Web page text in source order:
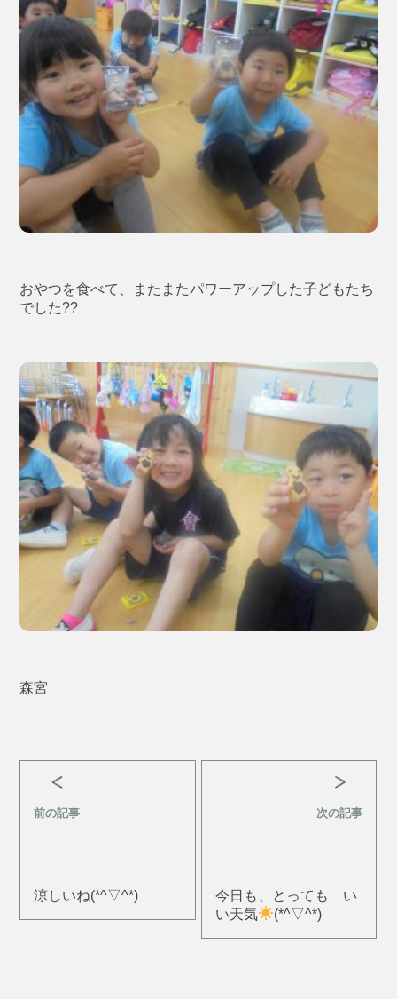
おやつを食べて、またまたパワーアップした子どもたち
でした??
森宮
前の記事
涼しいね(*^▽^*)
次の記事
今日も、とっても い
い天気
(*^▽^*)